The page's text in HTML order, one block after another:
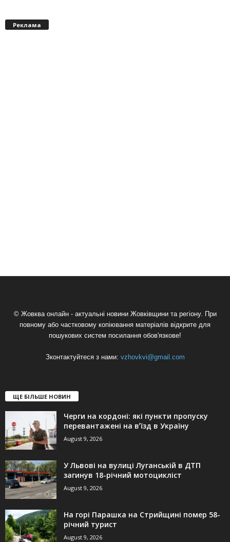
Реклама
© Жовква онлайн - актуальні новини Жовківщини та регіону. При
повному або частковому копіювання матеріалів відкрите для
пошукових систем посилання обов'язкове!
Зконтактуйтеся з нами: vzhovkvi@gmail.com
ЩЕ БІЛЬШЕ НОВИН
Черги на кордоні: які пункти пропуску
перевантажені на вʼїзд в Україну
August 9, 2026
У Львові на вулиці Луганській в ДТП
загинув 18-річний мотоцикліст
August 9, 2026
На горі Парашка на Стрийщині помер 58-
річний турист
August 9, 2026